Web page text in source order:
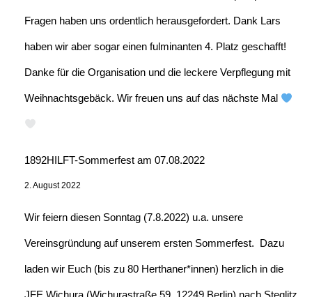
Fragen haben uns ordentlich herausgefordert. Dank Lars
haben wir aber sogar einen fulminanten 4. Platz geschafft!
Danke für die Organisation und die leckere Verpflegung mit
Weihnachtsgebäck. Wir freuen uns auf das nächste Mal
1892HILFT-Sommerfest am 07.08.2022
2. August 2022
Wir feiern diesen Sonntag (7.8.2022) u.a. unsere
Vereinsgründung auf unserem ersten Sommerfest. Dazu
laden wir Euch (bis zu 80 Herthaner*innen) herzlich in die
JFE Wichura (Wichurastraße 59, 12249 Berlin) nach Steglitz